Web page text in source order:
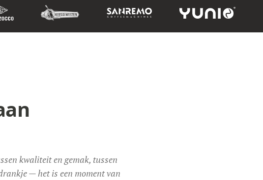
kwaliteit en gemak, tussen
— het is een moment van